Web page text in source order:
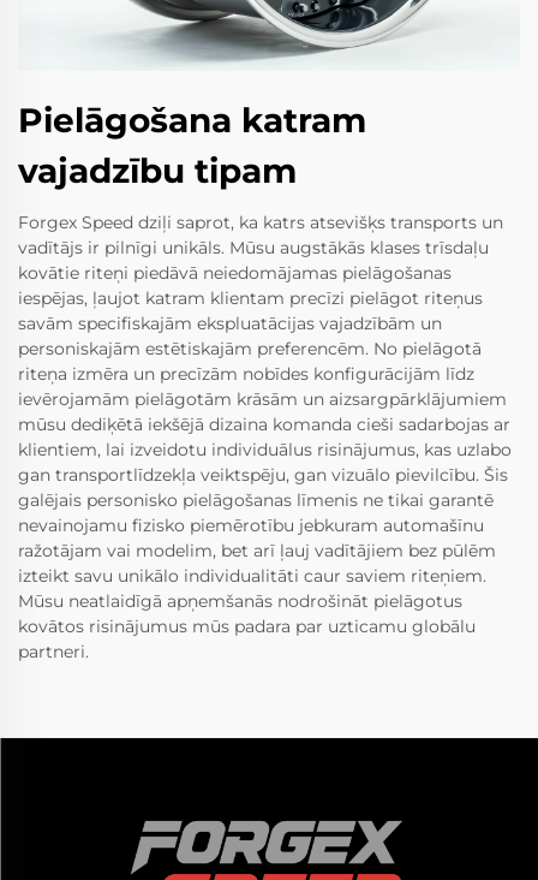
Pielāgošana katram
vajadzību tipam
Forgex Speed dziļi saprot, ka katrs atsevišķs transports un
vadītājs ir pilnīgi unikāls. Mūsu augstākās klases trīsdaļu
kovātie riteņi piedāvā neiedomājamas pielāgošanas
iespējas, ļaujot katram klientam precīzi pielāgot riteņus
savām specifiskajām ekspluatācijas vajadzībām un
personiskajām estētiskajām preferencēm. No pielāgotā
riteņa izmēra un precīzām nobīdes konfigurācijām līdz
ievērojamām pielāgotām krāsām un aizsargpārklājumiem
mūsu dediķētā iekšējā dizaina komanda cieši sadarbojas ar
klientiem, lai izveidotu individuālus risinājumus, kas uzlabo
gan transportlīdzekļa veiktspēju, gan vizuālo pievilcību. Šis
galējais personisko pielāgošanas līmenis ne tikai garantē
nevainojamu fizisko piemērotību jebkuram automašīnu
ražotājam vai modelim, bet arī ļauj vadītājiem bez pūlēm
izteikt savu unikālo individualitāti caur saviem riteņiem.
Mūsu neatlaidīgā apņemšanās nodrošināt pielāgotus
kovātos risinājumus mūs padara par uzticamu globālu
partneri.